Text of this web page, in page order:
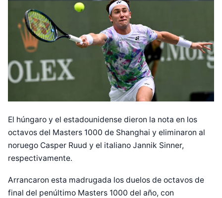
El húngaro y el estadounidense dieron la nota en los
octavos del Masters 1000 de Shanghai y eliminaron al
noruego Casper Ruud y el italiano Jannik Sinner,
respectivamente.
Arrancaron esta madrugada los duelos de octavos de
final del penúltimo Masters 1000 del año, con